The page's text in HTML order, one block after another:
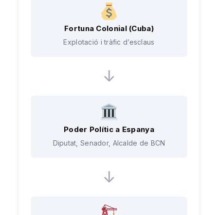
Fortuna Colonial (Cuba)
Explotació i tràfic d’esclaus
↓
Poder Polític a Espanya
Diputat, Senador, Alcalde de BCN
↓